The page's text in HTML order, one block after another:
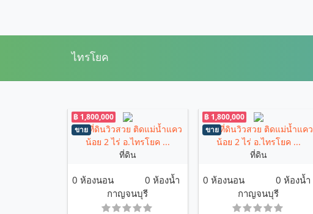
ไทรโยค
ขาย
฿ 1,800,000
ขายที่ดินวิวสวย ติดแม่น้ำแคว
น้อย 2 ไร่ อ.ไทรโยค ...
ที่ดิน
0 ห้องนอน
0 ห้องน้ำ
กาญจนบุรี
ขาย
฿ 1,800,000
ขายที่ดินวิวสวย ติดแม่น้ำแคว
น้อย 2 ไร่ อ.ไทรโยค ...
ที่ดิน
0 ห้องนอน
0 ห้องน้ำ
กาญจนบุรี